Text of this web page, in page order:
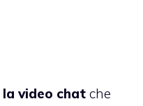
la video chat che